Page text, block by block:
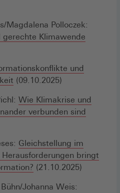
Magdalena Polloczek:
gerechte Klimawende
und
(09.10.2025)
Wie Klimakrise und
verbunden sind
Gleichstellung im
bringt
(21.10.2025)
Johanna Weis: